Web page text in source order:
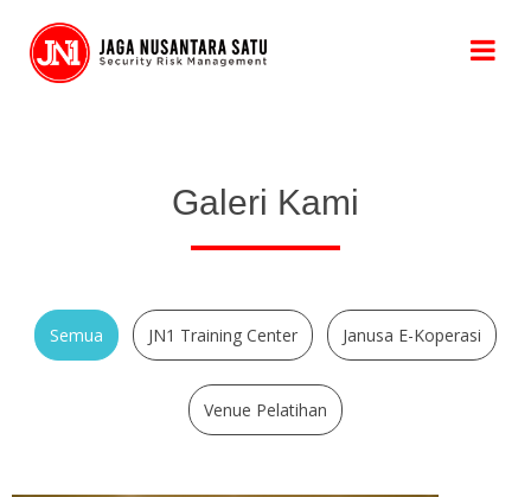
Galeri Kami
Semua JN1 Training Center Janusa E-Koperasi
Venue Pelatihan